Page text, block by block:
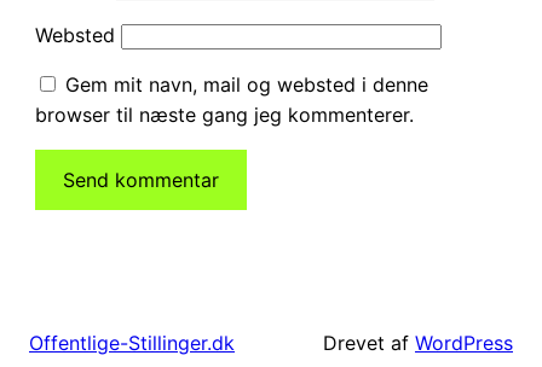
Websted
Gem mit navn, mail og websted i denne
browser til næste gang jeg kommenterer.
Offentlige-Stillinger.dk Drevet af WordPress